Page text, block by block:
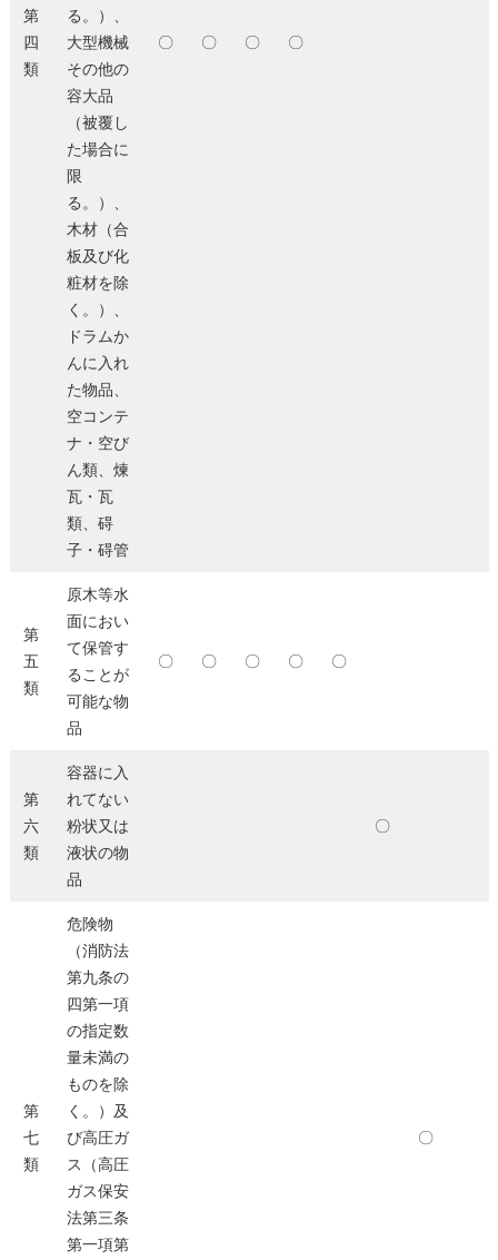
第
四
類
る。）、
大型機械
その他の
容大品
（被覆し
た場合に
限
る。）、
木材（合
板及び化
粧材を除
く。）、
ドラムか
んに入れ
た物品、
空コンテ
ナ・空び
ん類、煉
瓦・瓦
類、碍
子・碍管
〇 〇 〇 〇
第
五
類
原木等水
面におい
て保管す
ることが
可能な物
品
〇 〇 〇 〇 〇
第
六
類
容器に入
れてない
粉状又は
液状の物
品
〇
第
七
類
危険物
（消防法
第九条の
四第一項
の指定数
量未満の
ものを除
く。）及
び高圧ガ
ス（高圧
ガス保安
法第三条
第一項第
〇